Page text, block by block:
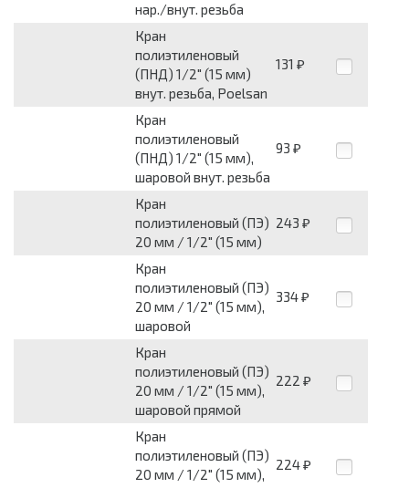
нар./внут. резьба
Кран
полиэтиленовый
(ПНД) 1/2" (15 мм)
внут. резьба, Poelsan
131 ₽
Кран
полиэтиленовый
(ПНД) 1/2" (15 мм),
шаровой внут. резьба
93 ₽
Кран
полиэтиленовый (ПЭ)
20 мм / 1/2" (15 мм)
243 ₽
Кран
полиэтиленовый (ПЭ)
20 мм / 1/2" (15 мм),
шаровой
334 ₽
Кран
полиэтиленовый (ПЭ)
20 мм / 1/2" (15 мм),
шаровой прямой
222 ₽
Кран
полиэтиленовый (ПЭ)
20 мм / 1/2" (15 мм),
224 ₽